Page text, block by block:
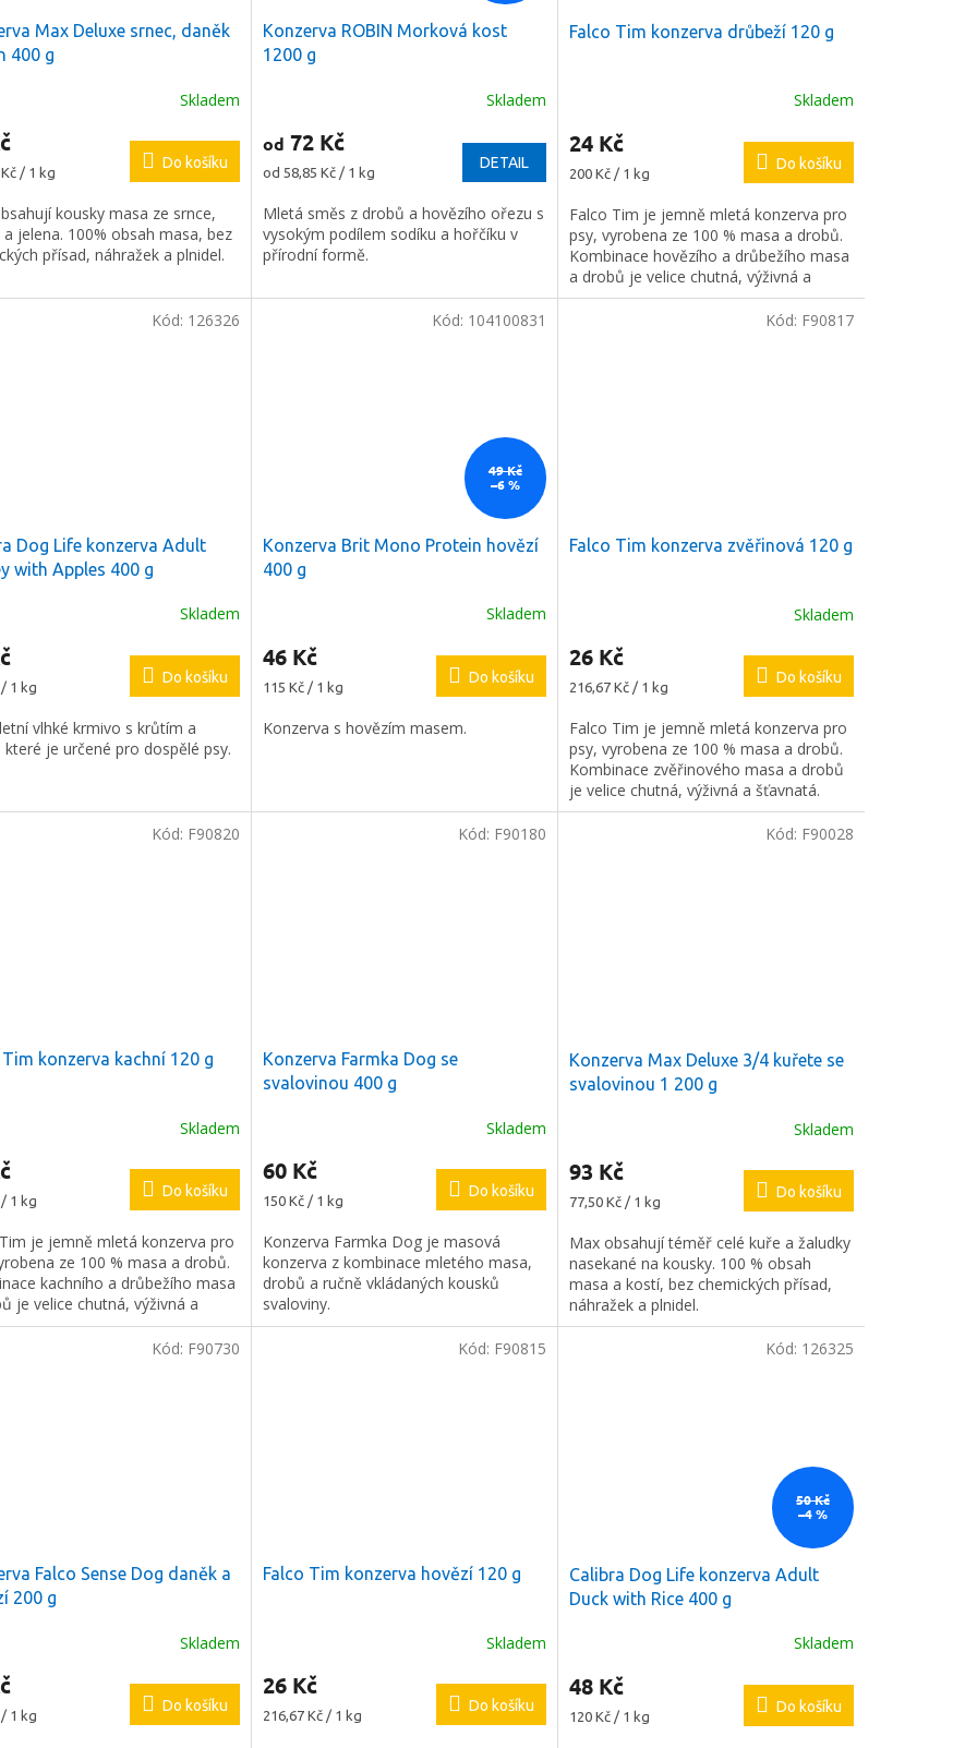
Max Deluxe srnec, daněk
400 g
Skladem
/ 1 kg
Do košíku
kousky masa ze srnce,
a jelena. 100% obsah masa, bez
přísad, náhražek a plnidel.
Konzerva ROBIN Morková kost
1200 g
Skladem
od 72 Kč
Měrná
od 58,85 Kč / 1 kg
DETAIL
Mletá směs z drobů a hovězího ořezu s
vysokým podílem sodíku a hořčíku v
přírodní formě.
Falco Tim konzerva drůbeží 120 g
Skladem
24 Kč
Měrná
200 Kč / 1 kg
Do košíku
Falco Tim je jemně mletá konzerva pro
psy, vyrobena ze 100 % masa a drobů.
Kombinace hovězího a drůbežího masa
a drobů je velice chutná, výživná a
šťavnatá.
Dog Life konzerva Adult
with Apples 400 g
Skladem
/ 1 kg
Do košíku
vlhké krmivo s krůtím a
které je určené pro dospělé psy.
Kód: 126326
49 Kč
–6 %
Konzerva Brit Mono Protein hovězí
400 g
Skladem
46 Kč
Měrná
115 Kč / 1 kg
Do košíku
Konzerva s hovězím masem.
Kód: 104100831
Falco Tim konzerva zvěřinová 120 g
Skladem
26 Kč
Měrná
216,67 Kč / 1 kg
Do košíku
Falco Tim je jemně mletá konzerva pro
psy, vyrobena ze 100 % masa a drobů.
Kombinace zvěřinového masa a drobů
je velice chutná, výživná a šťavnatá.
Kód: F90817
Tim konzerva kachní 120 g
Skladem
/ 1 kg
Do košíku
je jemně mletá konzerva pro
ze 100 % masa a drobů.
kachního a drůbežího masa
je velice chutná, výživná a
Kód: F90820
Konzerva Farmka Dog se
svalovinou 400 g
Skladem
60 Kč
Měrná
150 Kč / 1 kg
Do košíku
Konzerva Farmka Dog je masová
konzerva z kombinace mletého masa,
drobů a ručně vkládaných kousků
svaloviny.
Kód: F90180
Konzerva Max Deluxe 3/4 kuřete se
svalovinou 1 200 g
produktu
je
5,0
z
5
hvězdiček.
Skladem
93 Kč
Měrná
77,50 Kč / 1 kg
Do košíku
Max obsahují téměř celé kuře a žaludky
nasekané na kousky. 100 % obsah
masa a kostí, bez chemických přísad,
náhražek a plnidel.
Kód: F90028
Falco Sense Dog daněk a
200 g
Skladem
/ 1 kg
Do košíku
Kód: F90730
Falco Tim konzerva hovězí 120 g
Skladem
26 Kč
Měrná
216,67 Kč / 1 kg
Do košíku
Kód: F90815
50 Kč
–4 %
Calibra Dog Life konzerva Adult
Duck with Rice 400 g
Skladem
48 Kč
Měrná
120 Kč / 1 kg
Do košíku
Kód: 126325
nákup
registrovat